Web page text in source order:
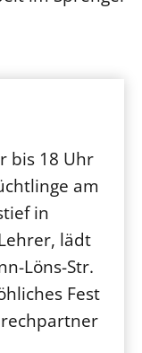
bis 18 Uhr
am
in
lädt
Löns-Str.
Fest